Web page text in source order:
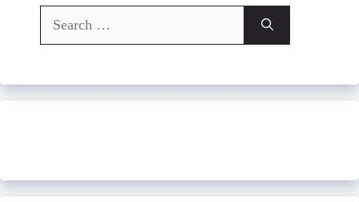
Search
for: